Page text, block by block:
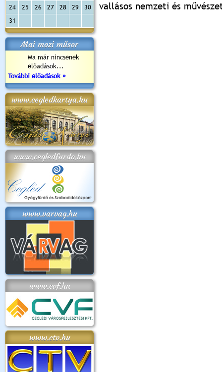
24
25 26 27 28 29
30
31
Mai mozi műsor
Ma már nincsenek
előadások...
További előadások »
www.cegledkartya.hu
www.cegledfurdo.hu
www.varvag.hu
www.cvf.hu
www.ctv.hu
vallásos nemzeti és